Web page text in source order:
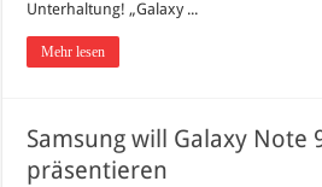
Unterhaltung! „Galaxy ...
Mehr lesen
Samsung will Galaxy Note
präsentieren